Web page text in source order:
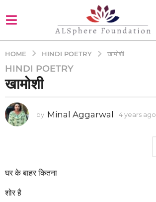
HOME HINDI POETRY खामोशी
4
y
a
r
4
y
HINDI POETRY
खामोशी
by Minal Aggarwal 4 years ago
घर के बाहर कितना
शोर है